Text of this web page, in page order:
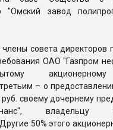
"Омский завод
совета директоров
ОАО "Газпром
– о
своему дочернему
50% этого